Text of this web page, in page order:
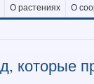
О растениях
О
которые